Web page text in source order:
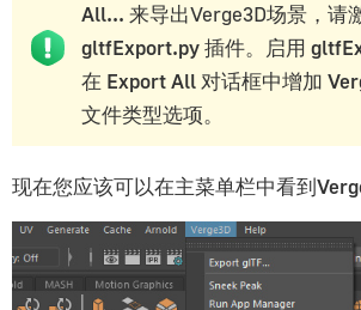
All... 来导出Verge3D场景，请
gltfExport.py插件。启用
在 Export All 对话框中增加
文件类型选项。
现在您应该可以在主菜单栏中看到